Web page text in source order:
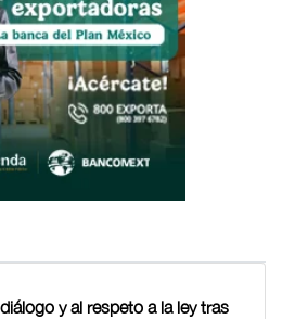
y al respeto a la ley tras